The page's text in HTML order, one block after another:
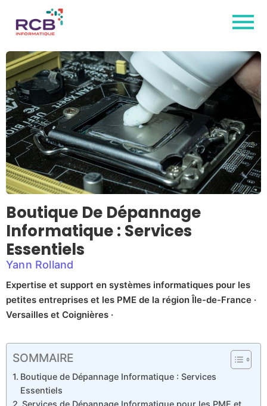
Boutique De Dépannage
Informatique : Services
Essentiels
Yann Rolland
Expertise et support en systèmes informatiques pour les
petites entreprises et les PME de la région Île-de-France ·
Versailles et Coignières ·
SOMMAIRE
Boutique de Dépannage Informatique : Services
Essentiels